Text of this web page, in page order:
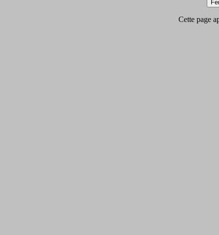
Cette page